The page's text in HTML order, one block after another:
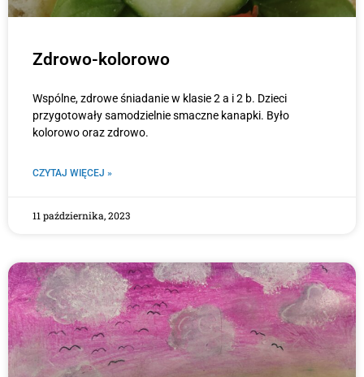
Zdrowo-kolorowo
Wspólne, zdrowe śniadanie w klasie 2 a i 2 b. Dzieci
przygotowały samodzielnie smaczne kanapki. Było
kolorowo oraz zdrowo.
CZYTAJ WIĘCEJ »
11 października, 2023